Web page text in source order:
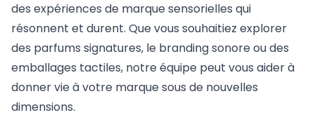
des expériences de marque sensorielles qui
résonnent et durent. Que vous souhaitiez explorer
des parfums signatures, le branding sonore ou des
emballages tactiles, notre équipe peut vous aider à
donner vie à votre marque sous de nouvelles
dimensions.